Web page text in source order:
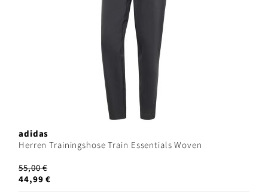
adidas
Herren Trainingshose Train Essentials Woven
55,00 €
44,99 €